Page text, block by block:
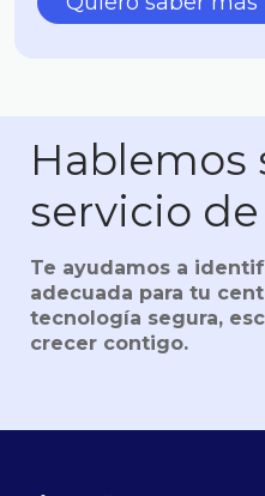
Hablemos
servicio
Te ayudamos a
adecuada para tu
tecnología segura,
crecer contigo.